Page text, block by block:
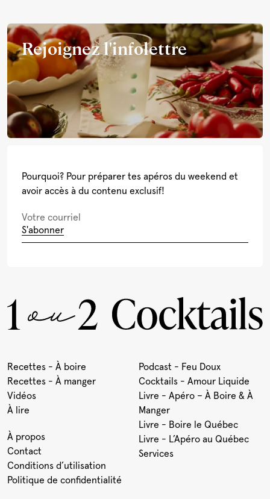
Rejoignez l'infolettre
Pourquoi? Pour préparer tes apéros du weekend et
avoir accès à du contenu exclusif!
S'abonner
Recettes - À boire
Recettes - À manger
Vidéos
À lire
Podcast - Feu Doux
Cocktails - Amour Liquide
Livre - Apéro – À Boire & À
Manger
Livre - Boire le Québec
Livre - L’Apéro au Québec
Services
À propos
Contact
Conditions d’utilisation
Politique de confidentialité